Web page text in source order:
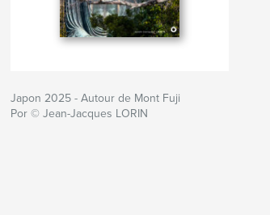
Japon 2025 - Autour de Mont Fuji
Por © Jean-Jacques LORIN